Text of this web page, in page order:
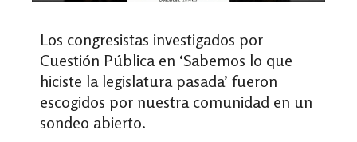
Los congresistas investigados por
Cuestión Pública en ‘Sabemos lo que
hiciste la legislatura pasada’ fueron
escogidos por nuestra comunidad en un
sondeo abierto.